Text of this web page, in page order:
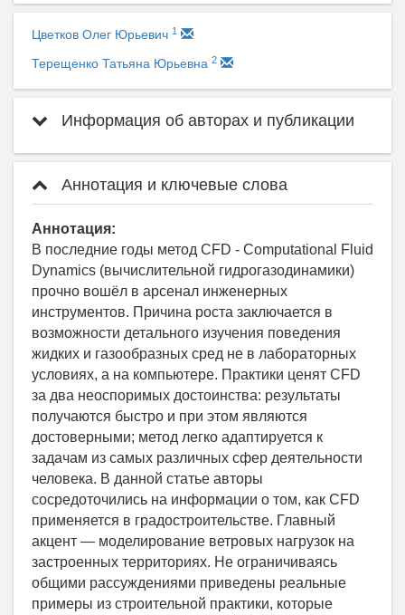
Цветков Олег Юрьевич 1
Терещенко Татьяна Юрьевна 2
Информация об авторах и публикации
Аннотация и ключевые слова
Аннотация:
В последние годы метод CFD - Computational Fluid
Dynamics (вычислительной гидрогазодинамики)
прочно вошёл в арсенал инженерных
инструментов. Причина роста заключается в
возможности детального изучения поведения
жидких и газообразных сред не в лабораторных
условиях, а на компьютере. Практики ценят CFD
за два неоспоримых достоинства: результаты
получаются быстро и при этом являются
достоверными; метод легко адаптируется к
задачам из самых различных сфер деятельности
человека. В данной статье авторы
сосредоточились на информации о том, как CFD
применяется в градостроительстве. Главный
акцент — моделирование ветровых нагрузок на
застроенных территориях. Не ограничиваясь
общими рассуждениями приведены реальные
примеры из строительной практики, которые